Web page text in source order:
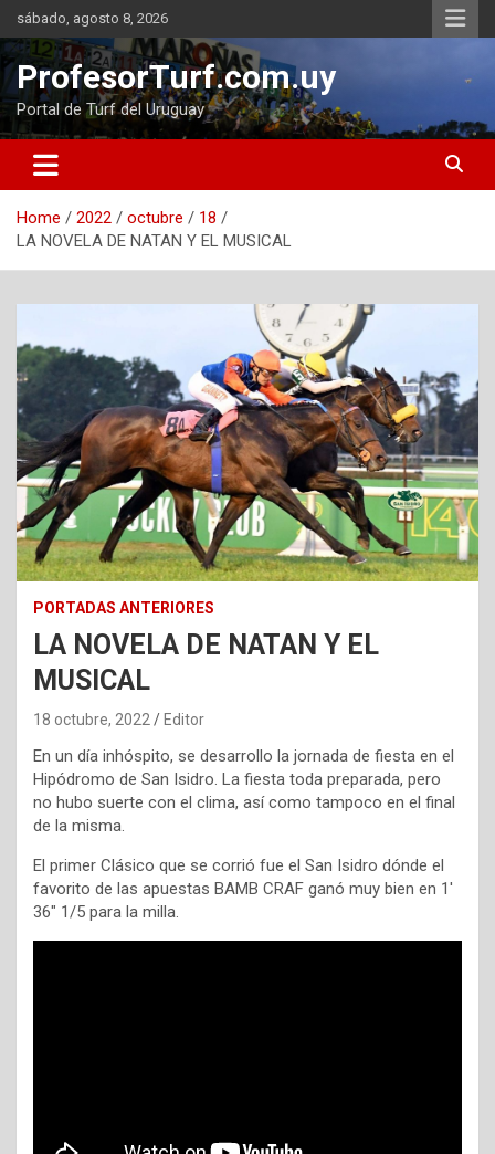
Skip
to
content
sábado, agosto 8, 2026
ProfesorTurf.com.uy
Portal de Turf del Uruguay
Home 2022 octubre
18
LA NOVELA DE NATAN Y EL MUSICAL
PORTADAS ANTERIORES
LA NOVELA DE NATAN Y EL
MUSICAL
18 octubre, 2022 Editor
En un día inhóspito, se desarrollo la jornada de fiesta en el
Hipódromo de San Isidro. La fiesta toda preparada, pero
no hubo suerte con el clima, así como tampoco en el final
de la misma.
El primer Clásico que se corrió fue el San Isidro dónde el
favorito de las apuestas BAMB CRAF ganó muy bien en 1′
36″ 1/5 para la milla.